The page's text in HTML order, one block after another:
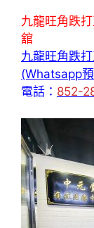
九龍旺角跌
舘
九龍旺角跌
(Whatsapp
電話： 852-